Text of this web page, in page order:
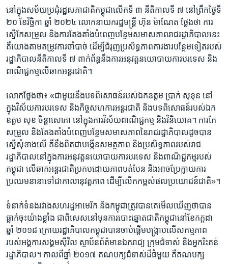
នៅ​ក្នុង​សម័យ​ប្រជុំ​រដ្ឋ​សភា​ជាតិ​កម្ពុជាលើកទី ៣ នីតិ​កាល​ទី ៧ នៅព្រឹក​ថ្ងៃ​ទី
២០ ខែ​វិច្ឆិកា​ ឆ្នាំ​ ២០២៤ លោក​នាយក​រដ្ឋមន្រ្តី ​ហ៊ុន ម៉ាណែត ​ថ្លែង​ថា ការ​
ស្នើ​កែ​សម្រួល ​និង​ការតែង​តាំង​បំពេញ​បន្ថែម​សមាស​ភាព​រាជ​រដ្ឋា​ភិបាល​នេះ
គឺ​យោង​តាម​តម្រូវ​ការ​ចាំបាច់​ ដើម្បី​ជំរុញ​ប្រសិទ្ធ​ភាព​ការងារ​បន្ថែម​ទៀត​របស់​
រដ្ឋាភិបាល​នីតិ​កាល​ទី​ ៧ ​ពាក់ព័ន្ធ​នឹង​ការ​អនុវត្ត​នយោ​បាយ​ការ​បរទេស ​និង​
ពាណិជ្ជ​កម្ម​លើ​ឆាក​អន្តរ​ជាតិ​។​
លោក​ថ្លែង​ថា៖ ​«ជាមួយ​នឹង​បទពិសោធន៍​របស់​ឯក​ឧត្តម​ ប្រាក់ សុខុន ​នៅ​
ក្នុង​វិស័យ​ការ​បរទេស និង​កិច្ចសហ​ការ​អន្តរ​ជាតិ ​និង​បទ​ពិសោធន៍​របស់​ឯក​
ឧត្តម សុខ ​ចិន្តា​សោភា ​នៅ​ក្នុង​ការ​វិស័យ​ពាណិ​ជ្ជក​ម្ម និង​វិនិយោគ​។ ការ​កែ​
សម្រួល និង​តែង​តាំង​បំពេញ​បន្ថែម​សមាសភាព​នៃរាជ​រដ្ឋា​ភិបាល​ដូច​បាន​
ស្នើសុំ​ខាង​លើ គឺ​នឹង​ពិត​ជា​បង្កើន​សមត្ថ​ភាព ​និង​ប្រសិទ្ធ​ភាព​របស់​រាជ​
រដ្ឋាភិបាល​នៅ​ក្នុង​ការ​អនុវត្ត​នយោ​បាយ​ការ​បរទេស និង​ពាណិជ្ជ​កម្ម​របស់​
កម្ពុជា ​លើ​ឆាក​អន្តរ​ជាតិ​ប្រកប​ដោយ​ភាព​បត់​បែន​ និង​អាច​ប្រែ​ក្លាយ​ការ​
ប្រឈម​នានា​ទៅ​ជា​កា​លានុវត្ត​ភាព ដើម្បី​លើក​កម្ពស់​ផល​ប្រយោជន៍​ជាតិ​»​។
ទំនាក់​ទំនង​រវាង​សហ​រដ្ឋ​អាមេរិក​ និង​កម្ពុជា​ត្រូវ​បាន​គេ​មើល​ឃើញ​ថា​បាន
ធ្លាក់​ចុះ​យ៉ាង​ខ្លាំង​ ជា​ពិសេស​នៅ​មុន​ការ​បោះឆ្នោត​ជាតិកម្ពុជា​នៅខែ​កក្កដា​
ឆ្នាំ​ ២០១៨​ ​ក្រោយ​រដ្ឋាភិបាល​កម្ពុជាបាន​ចាប់ផ្តើម​បង្ក្រាប​លើ​សកម្មភាព​
របស់​អង្គការ​សង្គម​ស៊ីវិល​ ស្ថាប័ន​ព័ត៌មាន​ឯករាជ្យ ​ក្រុម​ជំទាស់​ និង​អ្នក​រិះគន់​
រដ្ឋាភិបាល។ ​កាល​ពី​ឆ្នាំ​ ២០១៧​ គណបក្ស​ជំទាស់​ដ៏​ធំ​មួយ ​គឺ​គណបក្ស​